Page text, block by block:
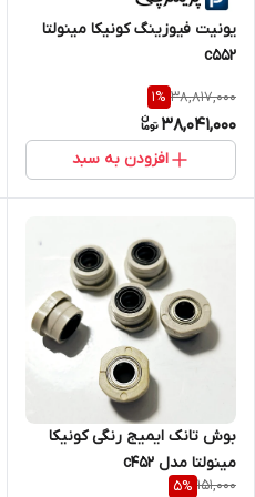
یونیت فیوزینگ کونیکا مینولتا
c552
38,817,000
1%
38,041,000
افزودن به سبد
بوش تانک ایمیج رنگی کونیکا
مینولتا مدل c452
151,000
5%